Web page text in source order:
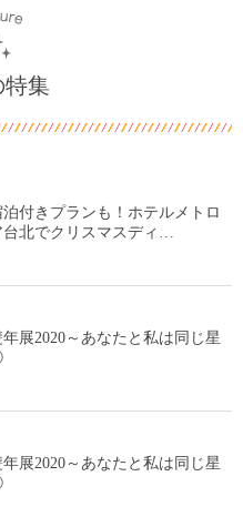
特集
泊付きプランも！ホテルメトロ
台北でクリスマスディ…
年展2020～あなたと私は同じ星
年展2020～あなたと私は同じ星